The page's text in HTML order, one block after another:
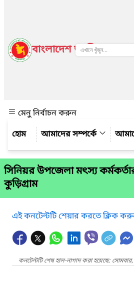
বাংলাদেশ জাতীয় তথ্য
মেনু নির্বাচন করুন
আমাদের সম্পর্কে
সিনিয়র উপজেলা মৎস্য
কুড়িগ্রাম
এই কনটেন্টটি শেয়ার করতে ক্লিক
কনটেন্টটি শেষ হাল-নাগাদ করা হয়েছে: